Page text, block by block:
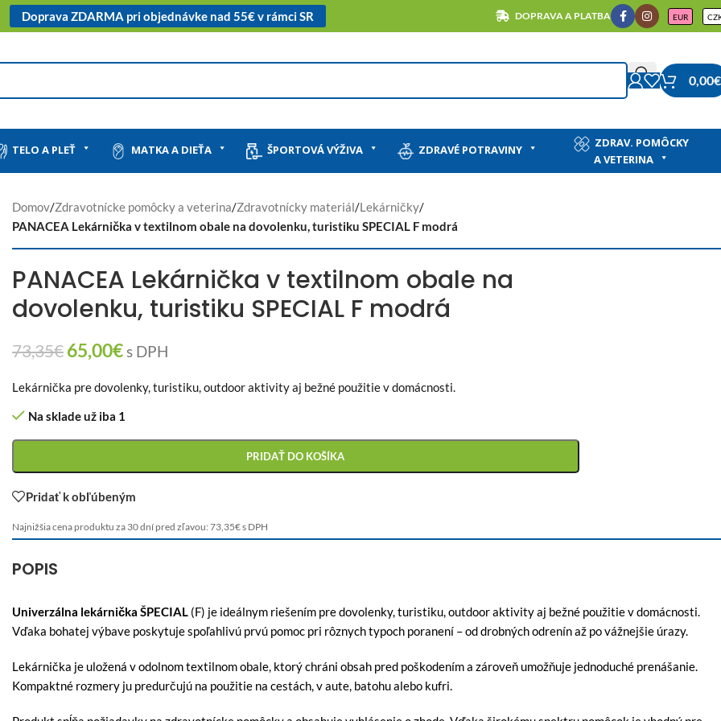
Doprava ZDARMA pri objednávke nad 55€ v rámci SR DOPRAVA A PLATBA EUR
0,00€
TELO A PLEŤ MATKA A DIEŤA ŠPORTOVÁ VÝŽIVA ZDRAVÉ POTRAVINY
ZDRAV. POMÔCKY
A VETERINA
Domov/Zdravotnícke pomôcky a veterina/Zdravotnícky materiál/Lekárničky/
PANACEA Lekárnička v textilnom obale na dovolenku, turistiku SPECIAL F modrá
PANACEA Lekárnička v textilnom obale na
dovolenku, turistiku SPECIAL F modrá
73,35€ 65,00€s DPH
Lekárnička pre dovolenky, turistiku, outdoor aktivity aj bežné použitie v domácnosti.
Na sklade už iba 1
PRIDAŤ DO KOŠÍKA
Pridať k obľúbeným
Najnižšia cena produktu za 30 dní pred zľavou: 73,35€s DPH
POPIS
Univerzálna lekárnička ŠPECIAL (F) je ideálnym riešením pre dovolenky, turistiku, outdoor aktivity aj bežné použitie v domácnosti.
Vďaka bohatej výbave poskytuje spoľahlivú prvú pomoc pri rôznych typoch poranení – od drobných odrenín až po vážnejšie úrazy.
Lekárnička je uložená v odolnom textilnom obale, ktorý chráni obsah pred poškodením a zároveň umožňuje jednoduché prenášanie.
Kompaktné rozmery ju predurčujú na použitie na cestách, v aute, batohu alebo kufri.